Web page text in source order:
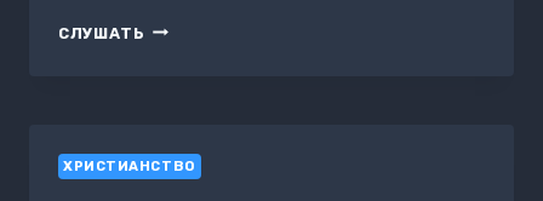
СЛУШАТЬ ЖИЗНЬ
ХРИСТИАНСТВО